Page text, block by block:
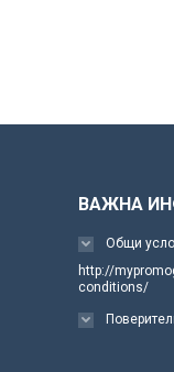
ВАЖНА
Общи
http://
conditions/